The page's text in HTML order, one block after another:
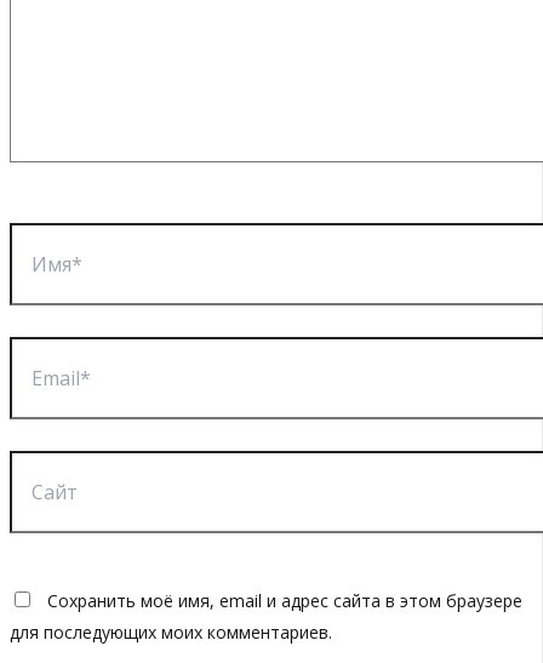
Сохранить моё имя, email и адрес сайта в этом браузере
для последующих моих комментариев.